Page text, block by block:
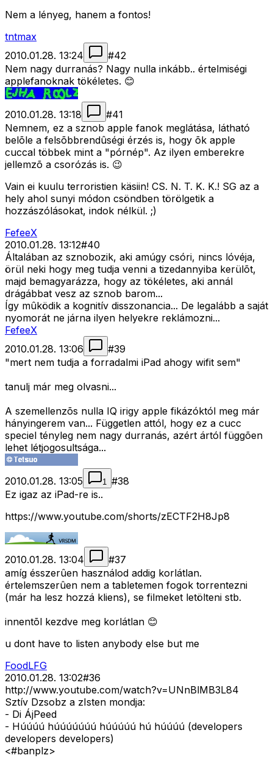
Nem a lényeg, hanem a fontos!
tntmax
2010.01.28. 13:24
#42
Nem nagy durranás? Nagy nulla inkább.. értelmiségi
applefanoknak tökéletes. 😊
2010.01.28. 13:18 #41
Nemnem, ez a sznob apple fanok meglátása, látható
belõle a felsõbbrendûségi érzés is, hogy õk apple
cuccal többek mint a "pórnép". Az ilyen emberekre
jellemzõ a csorózás is. 😉
Vain ei kuulu terroristien käsiin! CS. N. T. K. K.! SG az a
hely ahol sunyi módon csöndben törölgetik a
hozzászólásokat, indok nélkül. ;)
FefeeX
2010.01.28. 13:12#40
Általában az sznobozik, aki amúgy csóri, nincs lóvéja,
örül neki hogy meg tudja venni a tizedannyiba kerülõt,
majd bemagyarázza, hogy az tökéletes, aki annál
drágábbat vesz az sznob barom...
Így mûködik a kognitív disszonancia... De legalább a saját
nyomorát ne járna ilyen helyekre reklámozni...
FefeeX
2010.01.28. 13:06
#39
"mert nem tudja a forradalmi iPad ahogy wifit sem"
tanulj már meg olvasni...
A szemellenzõs nulla IQ irigy apple fikázóktól meg már
hányingerem van... Független attól, hogy ez a cucc
speciel tényleg nem nagy durranás, azért ártól függõen
lehet létjogosultsága...
2010.01.28. 13:05 1 #38
Ez igaz az iPad-re is..
https://www.youtube.com/shorts/zECTF2H8Jp8
2010.01.28. 13:04 #37
amíg ésszerûen használod addig korlátlan.
értelemszerûen nem a tabletemen fogok torrentezni
(már ha lesz hozzá kliens), se filmeket letölteni stb.
innentõl kezdve meg korlátlan 😊
u dont have to listen anybody else but me
FoodLFG
2010.01.28. 13:02#36
http://www.youtube.com/watch?v=UNnBlMB3L84
Sztív Dzsobz a zIsten mondja:
- Di ÁjPeed
- Húúúú húúúúúúú húúúúú hú húúúú (developers
developers developers)
<#banplz>